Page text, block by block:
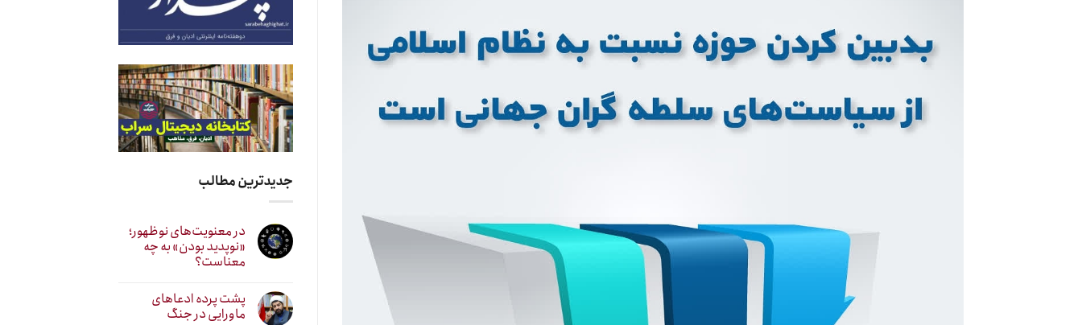
جدیدترین مطالب
در معنویت‌های نوظهور؛
«نوپدید بودن» به چه
معناست؟
پشت پرده ادعاهای
ماورایی در جنگ